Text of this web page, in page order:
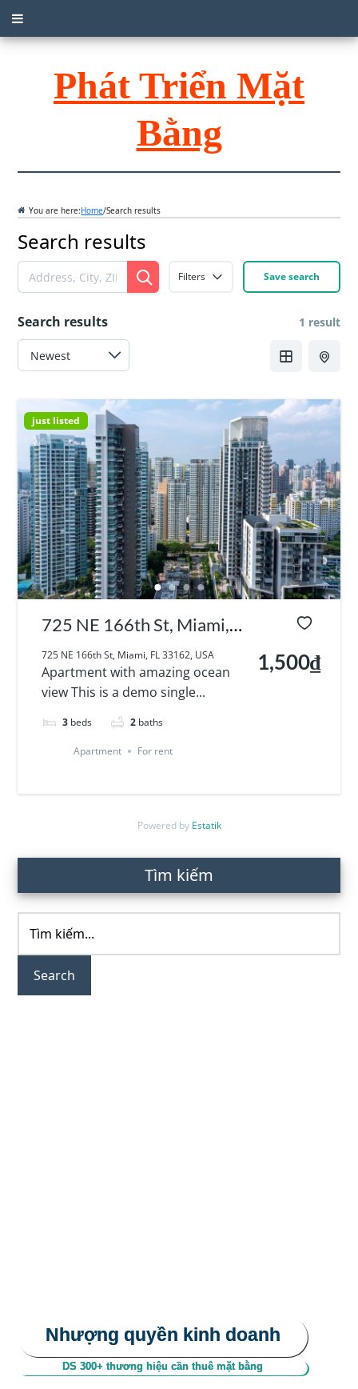
Phát Triển Mặt
Bằng
You are here:Home/Search results
Search results
Filters Save search
Search results 1 result
just listed
725 NE 166th St, Miami,
FL 33162, USA
725 NE 166th St, Miami, FL 33162, USA
Apartment with amazing ocean
view This is a demo single...
3 beds 2 baths
1,500₫
Apartment For rent
Powered by Estatik
Primary
Tìm kiếm
kiếm...
Nhượng quyền kinh doanh
DS 300+ thương hiệu cần thuê mặt bằng